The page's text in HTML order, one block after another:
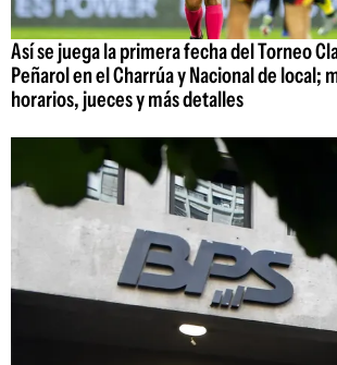
Así se juega la primera fecha del Torneo
Peñarol en el Charrúa y Nacional de local;
horarios, jueces y más detalles